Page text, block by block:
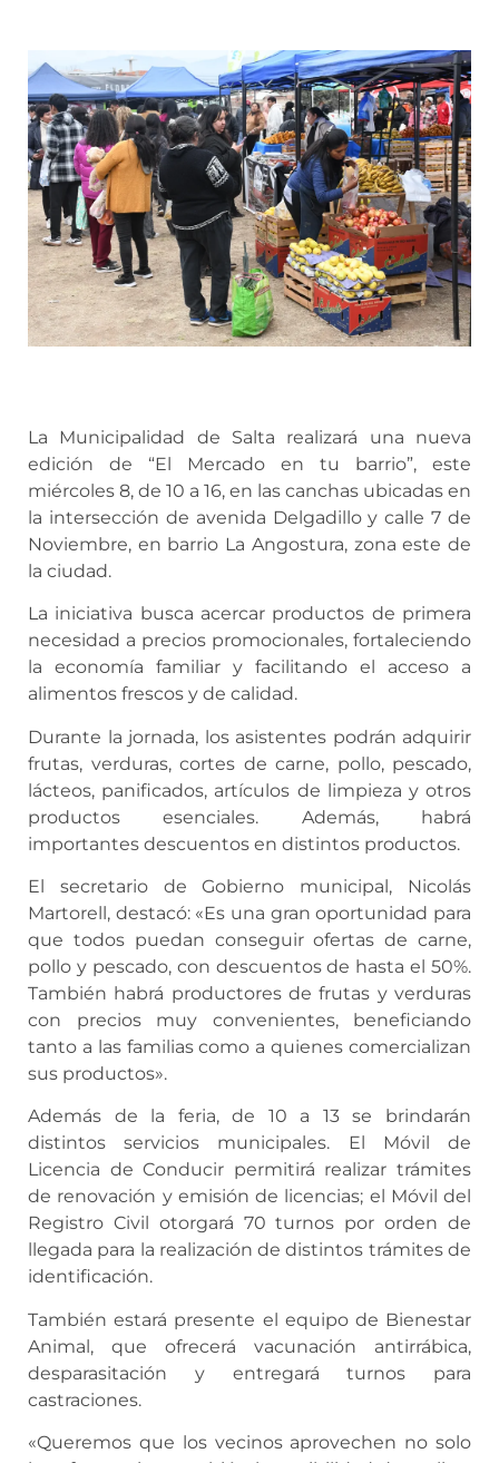
La Municipalidad de Salta realizará una nueva
edición de “El Mercado en tu barrio”, este
miércoles 8, de 10 a 16, en las canchas ubicadas en
la intersección de avenida Delgadillo y calle 7 de
Noviembre, en barrio La Angostura, zona este de
la ciudad.
La iniciativa busca acercar productos de primera
necesidad a precios promocionales, fortaleciendo
la economía familiar y facilitando el acceso a
alimentos frescos y de calidad.
Durante la jornada, los asistentes podrán adquirir
frutas, verduras, cortes de carne, pollo, pescado,
lácteos, panificados, artículos de limpieza y otros
productos esenciales. Además, habrá
importantes descuentos en distintos productos.
El secretario de Gobierno municipal, Nicolás
Martorell, destacó: «Es una gran oportunidad para
que todos puedan conseguir ofertas de carne,
pollo y pescado, con descuentos de hasta el 50%.
También habrá productores de frutas y verduras
con precios muy convenientes, beneficiando
tanto a las familias como a quienes comercializan
sus productos».
Además de la feria, de 10 a 13 se brindarán
distintos servicios municipales. El Móvil de
Licencia de Conducir permitirá realizar trámites
de renovación y emisión de licencias; el Móvil del
Registro Civil otorgará 70 turnos por orden de
llegada para la realización de distintos trámites de
identificación.
También estará presente el equipo de Bienestar
Animal, que ofrecerá vacunación antirrábica,
desparasitación y entregará turnos para
castraciones.
«Queremos que los vecinos aprovechen no solo